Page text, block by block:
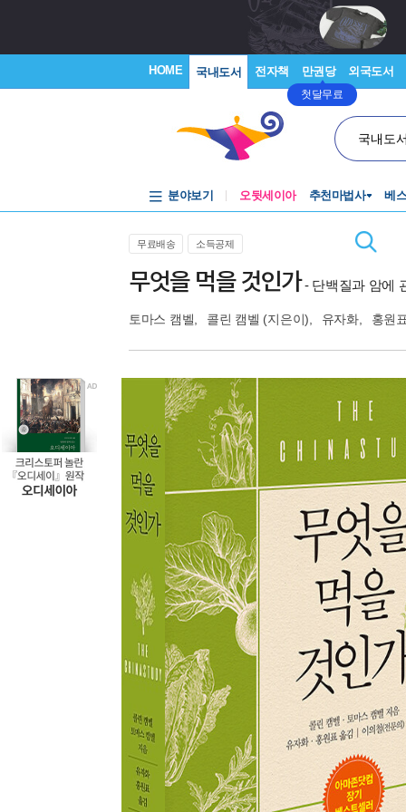
HOME 국내도서 전자책 만권당
첫달무료
외국도서
국내도
분야보기 오뒷세이아 추천마법사 베
무료배송 소득공제
무엇을 먹을 것인가- 단백질과 암에
토마스 캠벨 콜린 캠벨 (지은이), 유자화, 홍원